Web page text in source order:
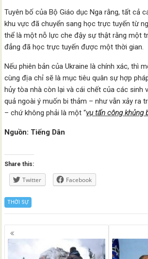
Tuyên bố của Bộ Giáo dục Nga rằng, tất cả
khu vực đã chuyển sang học trực tuyến từ
thể là một nỗ lực che đậy sự thật rằng một
đẳng đã học trực tuyến được một thời gian.
Nếu phiên bản của Ukraine là chính xác, thì
cùng địa chỉ sẽ là mục tiêu quân sự hợp
hủy tòa nhà còn lại và cái chết của các sinh
quả ngoài ý muốn bi thảm – như vẫn xảy ra
– chứ không phải là một “vụ tấn công khủng
Nguồn: Tiếng Dân
Share this:
Twitter Facebook
THỜI SỰ
Posts
navigation